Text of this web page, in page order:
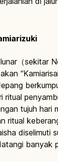
（sekitar
ritual
tujuh hari
ritual
diselimuti
banyak